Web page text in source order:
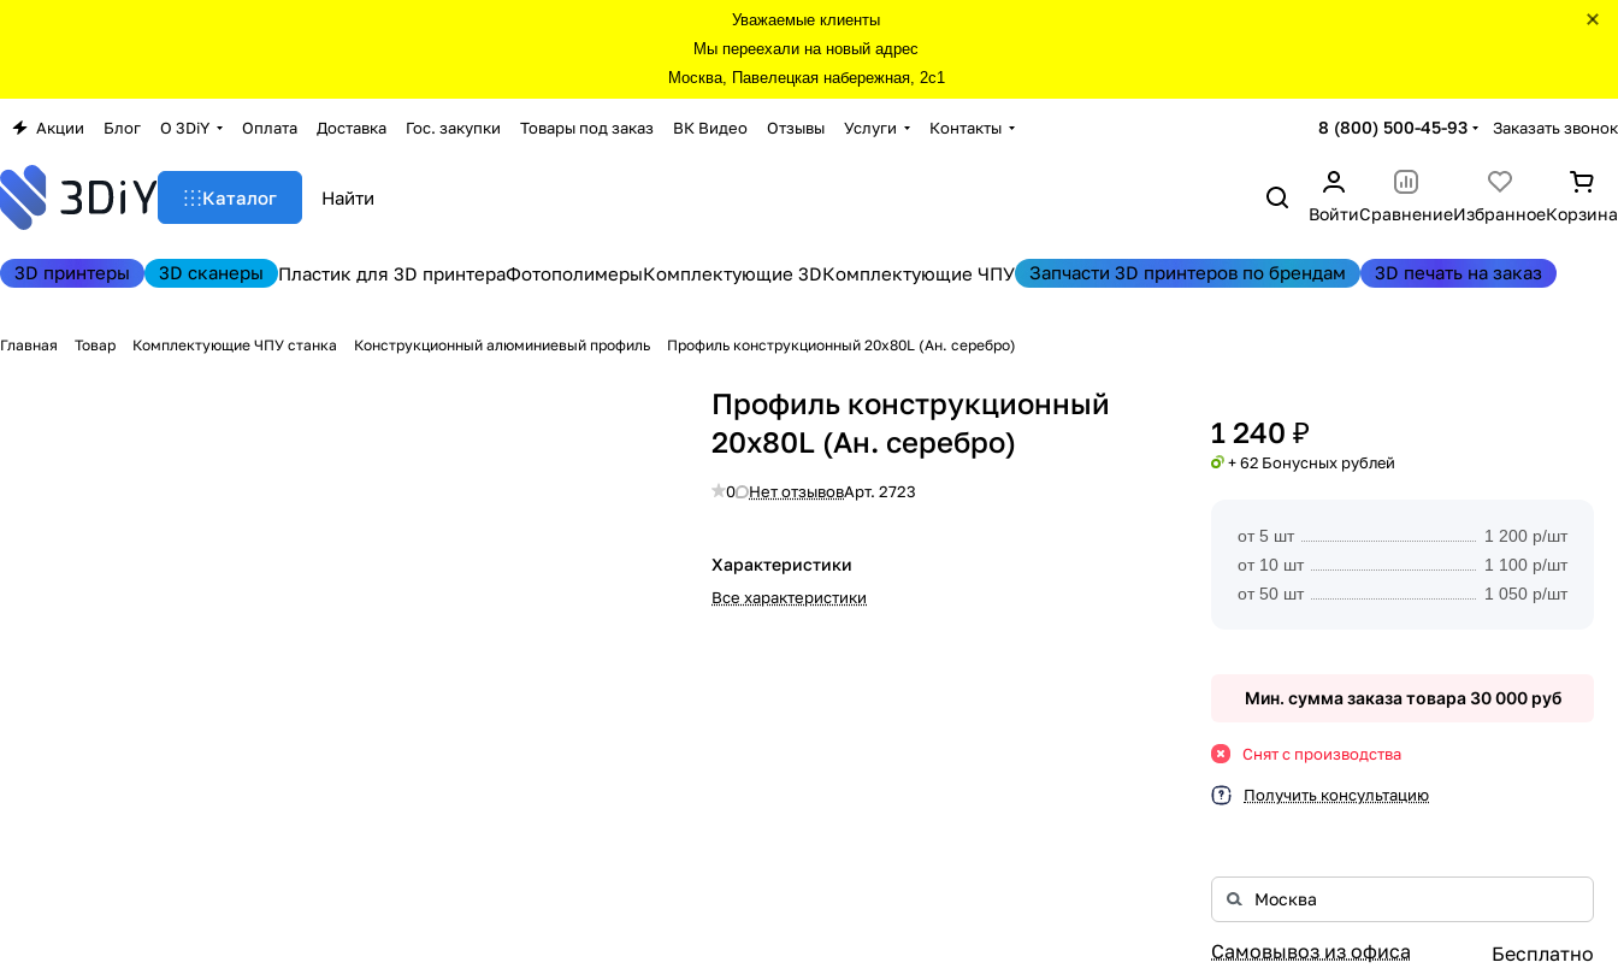
Уважаемые клиенты
Мы переехали на новый адрес
Москва, Павелецкая набережная, 2с1
Акции Блог О 3DiY Оплата Доставка Гос. закупки Товары под заказ ВК Видео Отзывы Услуги Контакты 8 (800) 500-45-93 Заказать звонок
Каталог
ВойтиСравнениеИзбранноеКорзина
3D принтеры 3D сканеры Пластик для 3D принтераФотополимерыКомплектующие 3DКомплектующие ЧПУ Запчасти 3D принтеров по брендам 3D печать на заказ
Главная Товар Комплектующие ЧПУ станка Конструкционный алюминиевый профиль Профиль конструкционный 20х80L (Ан. серебро)
Профиль конструкционный
20х80L (Ан. серебро)
0 Нет отзывовАрт.2723
Характеристики
Все характеристики
1 240 ₽
+ 62 Бонусных рублей
от 5 шт
1 200 р/шт
от 10 шт
1 100 р/шт
от 50 шт
1 050 р/шт
Мин. сумма заказа товара 30 000 руб
Снят с производства
Получить консультацию
Самовывоз из офиса
Бесплатно